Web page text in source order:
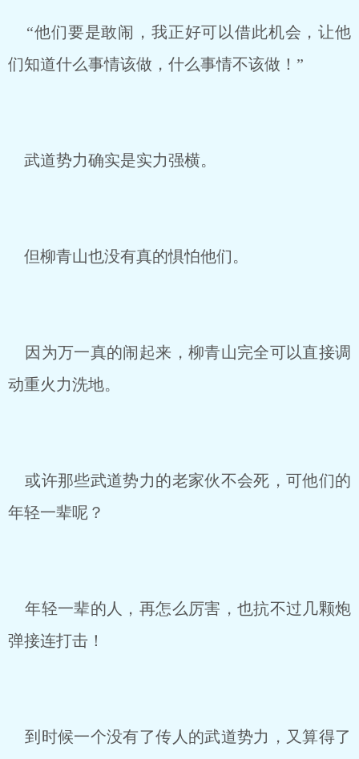
“他们要是敢闹，我正好可以借此机会，让他
们知道什么事情该做，什么事情不该做！”
武道势力确实是实力强横。
但柳青山也没有真的惧怕他们。
因为万一真的闹起来，柳青山完全可以直接调
动重火力洗地。
或许那些武道势力的老家伙不会死，可他们的
年轻一辈呢？
年轻一辈的人，再怎么厉害，也抗不过几颗炮
弹接连打击！
到时候一个没有了传人的武道势力，又算得了